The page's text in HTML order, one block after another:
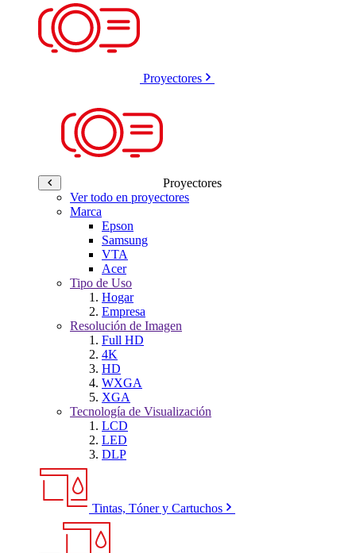
Proyectores
Proyectores
Ver todo en proyectores
Marca
Epson
Samsung
VTA
Acer
Tipo de Uso
Hogar
Empresa
Resolución de Imagen
Full HD
4K
HD
WXGA
XGA
Tecnología de Visualización
LCD
LED
DLP
Tintas, Tóner y Cartuchos